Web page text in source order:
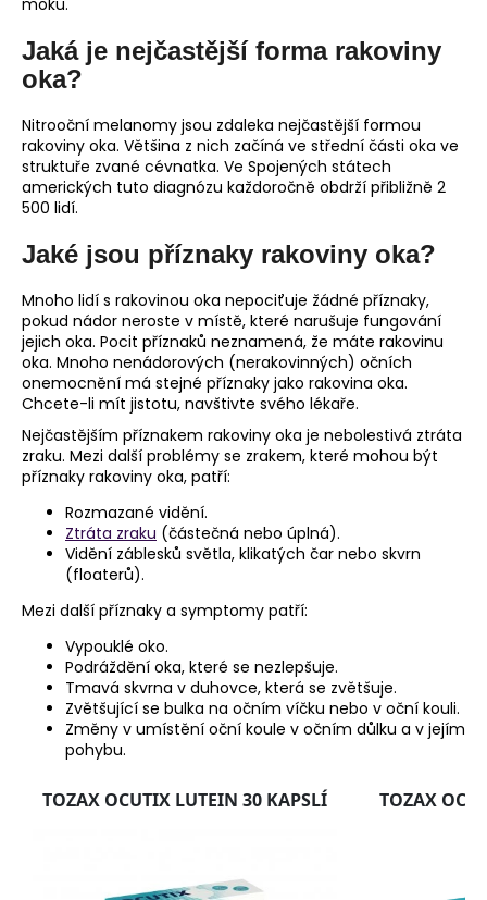
moku.
Jaká je nejčastější forma rakoviny
oka?
Nitrooční melanomy jsou zdaleka nejčastější formou
rakoviny oka. Většina z nich začíná ve střední části oka ve
struktuře zvané cévnatka. Ve Spojených státech
amerických tuto diagnózu každoročně obdrží přibližně 2
500 lidí.
Jaké jsou příznaky rakoviny oka?
Mnoho lidí s rakovinou oka nepociťuje žádné příznaky,
pokud nádor neroste v místě, které narušuje fungování
jejich oka. Pocit příznaků neznamená, že máte rakovinu
oka. Mnoho nenádorových (nerakovinných) očních
onemocnění má stejné příznaky jako rakovina oka.
Chcete-li mít jistotu, navštivte svého lékaře.
Nejčastějším příznakem rakoviny oka je nebolestivá ztráta
zraku. Mezi další problémy se zrakem, které mohou být
příznaky rakoviny oka, patří:
Rozmazané vidění.
Ztráta zraku (částečná nebo úplná).
Vidění záblesků světla, klikatých čar nebo skvrn
(floaterů).
Mezi další příznaky a symptomy patří:
Vypouklé oko.
Podráždění oka, které se nezlepšuje.
Tmavá skvrna v duhovce, která se zvětšuje.
Zvětšující se bulka na očním víčku nebo v oční kouli.
Změny v umístění oční koule v očním důlku a v jejím
pohybu.